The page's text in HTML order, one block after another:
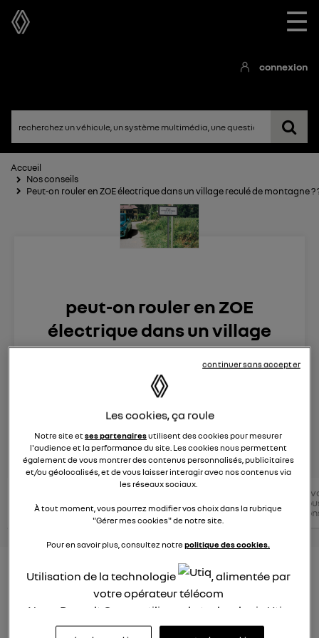
☰
connexion
Accueil
Nos conseils
Peut-on rouler en ZOE électrique dans un village reculé de montagne ?
peut-on rouler en ZOE
électrique dans un village
reculé de montagne ? ?
21 décembre 2022
posez une question
Tech
RENAULT
électriques
Renault
Peut-on rouler en ZOE électrique
dans un village reculé de
montagne ?
Les cookies, ça roule
Notre site etses partenairesutilisent des cookies pour mesurer
l'audience et la performance du site. Les cookies nous permettent
également de vous montrer des contenus personnalisés, publicitaires
et/ou géolocalisés, et de vous laisser interagir avec nos contenus via
les réseaux sociaux.
À tout moment, vous pourrez modifier vos choix dans la rubrique
"Gérer mes cookies" de notre site.
Pour en savoir plus, consultez notrepolitique des cookies.
Utilisation de la technologie
, alimentée par
votre opérateur télécom
Nous, Renault Group, utilisons la technologie Utiq
pour nos activités digitales (telles que décrites
continuer sans accepter